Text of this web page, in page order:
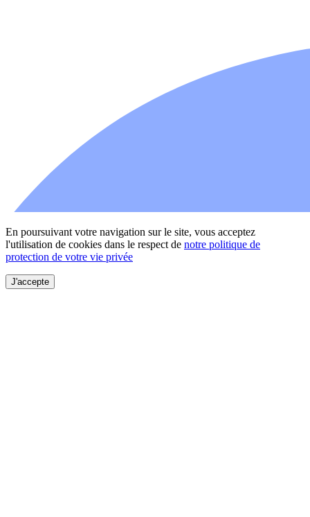
En poursuivant votre navigation sur le site, vous acceptez
l'utilisation de cookies dans le respect de notre politique de
protection de votre vie privée
J'accepte